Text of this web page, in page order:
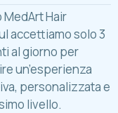
MedArt Hair
accettiamo solo 3
al giorno per
un’esperienza
personalizzata e
livello.